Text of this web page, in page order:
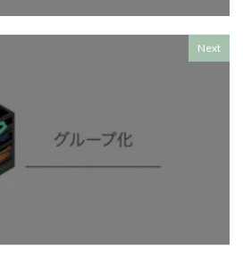
Next